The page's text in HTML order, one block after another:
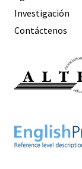
Investigación
Contáctenos